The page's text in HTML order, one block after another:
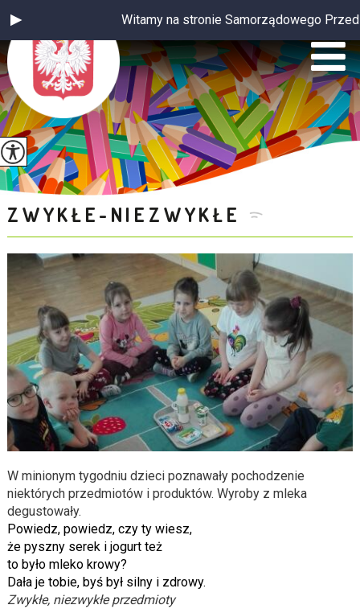
Witamy na stronie Samorządowego
ZWYKŁE-NIEZWYKŁE
W minionym tygodniu dzieci poznawały pochodzenie
niektórych przedmiotów i produktów. Wyroby z mleka
degustowały.
Powiedz, powiedz, czy ty wiesz,
że pyszny serek i jogurt też
to było mleko krowy?
Dała je tobie, byś był silny i zdrowy.
Zwykłe, niezwykłe przedmioty